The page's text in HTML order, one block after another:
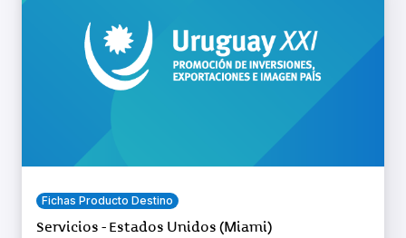
Fichas Producto Destino
Servicios - Estados Unidos (Miami)